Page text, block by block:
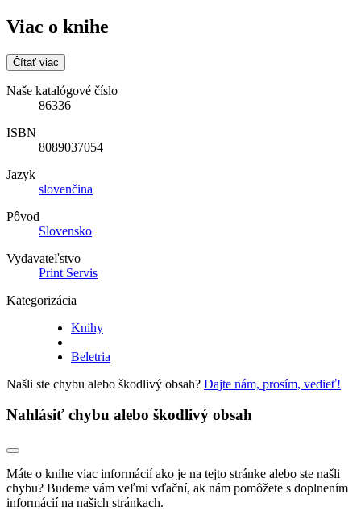
Viac o knihe
Čítať viac
Naše katalógové číslo
86336
ISBN
8089037054
Jazyk
slovenčina
Pôvod
Slovensko
Vydavateľstvo
Print Servis
Kategorizácia
Knihy
Beletria
Našli ste chybu alebo škodlivý obsah? Dajte nám, prosím, vedieť!
Nahlásiť chybu alebo škodlivý obsah
Máte o knihe viac informácií ako je na tejto stránke alebo ste našli
chybu? Budeme vám veľmi vďační, ak nám pomôžete s doplnením
informácií na našich stránkach.